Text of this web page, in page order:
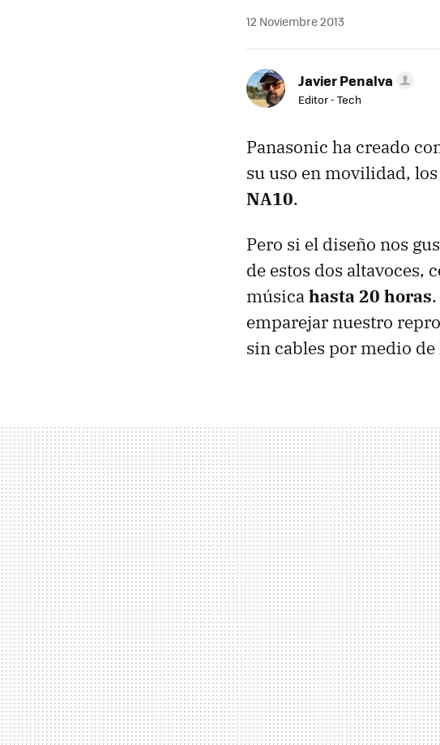
12 Noviembre 2013
Javier Penalva
Editor - Tech
Panasonic ha creado
su uso en movilidad,
NA10.
Pero si el diseño nos
de estos dos altavoces,
músicahasta 20 horas
emparejar nuestro
sin cables por medio